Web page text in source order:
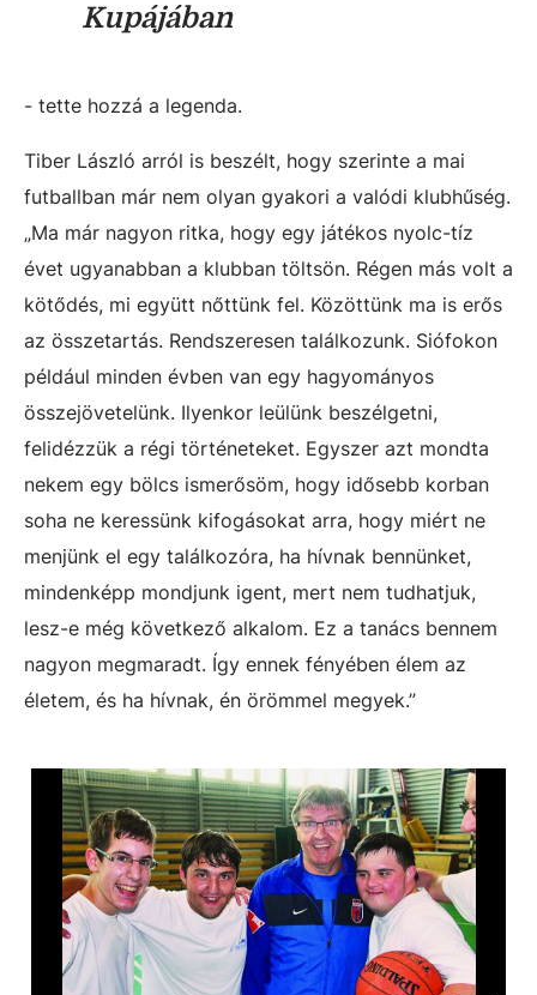
Kupájában
- tette hozzá a legenda.
Tiber László arról is beszélt, hogy szerinte a mai
futballban már nem olyan gyakori a valódi klubhűség.
„Ma már nagyon ritka, hogy egy játékos nyolc-tíz
évet ugyanabban a klubban töltsön. Régen más volt a
kötődés, mi együtt nőttünk fel. Közöttünk ma is erős
az összetartás. Rendszeresen találkozunk. Siófokon
például minden évben van egy hagyományos
összejövetelünk. Ilyenkor leülünk beszélgetni,
felidézzük a régi történeteket. Egyszer azt mondta
nekem egy bölcs ismerősöm, hogy idősebb korban
soha ne keressünk kifogásokat arra, hogy miért ne
menjünk el egy találkozóra, ha hívnak bennünket,
mindenképp mondjunk igent, mert nem tudhatjuk,
lesz-e még következő alkalom. Ez a tanács bennem
nagyon megmaradt. Így ennek fényében élem az
életem, és ha hívnak, én örömmel megyek.”